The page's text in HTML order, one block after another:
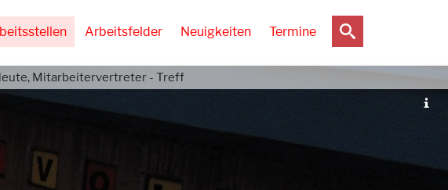
Arbeitsfelder Neuigkeiten Termine
Mitarbeitervertreter - Treff